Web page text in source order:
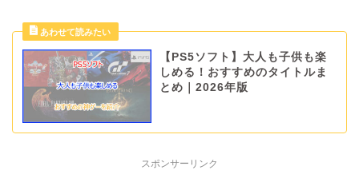
【PS5ソフト】大人も子供も楽
しめる！おすすめのタイトルま
とめ｜2026年版
スポンサーリンク